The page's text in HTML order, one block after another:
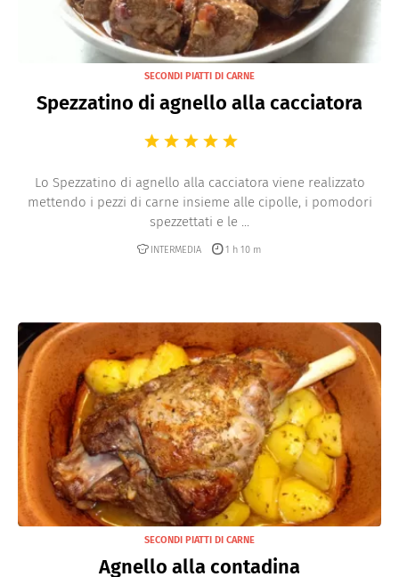
SECONDI PIATTI DI CARNE
Spezzatino di agnello alla cacciatora
Lo Spezzatino di agnello alla cacciatora viene realizzato
mettendo i pezzi di carne insieme alle cipolle, i pomodori
spezzettati e le ...
INTERMEDIA 1 h 10 m
SECONDI PIATTI DI CARNE
Agnello alla contadina